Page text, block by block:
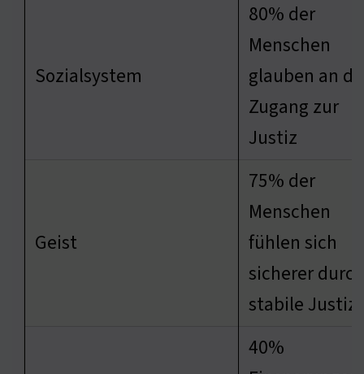
Sozialsystem
80% der
Menschen
glauben an
Zugang zur
Justiz
Geist
75% der
Menschen
fühlen sich
sicherer durch
stabile Justiz
40%